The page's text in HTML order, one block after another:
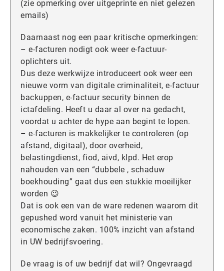
(zie opmerking over uitgeprinte en niet gelezen
emails)
Daarnaast nog een paar kritische opmerkingen:
– e-facturen nodigt ook weer e-factuur-
oplichters uit.
Dus deze werkwijze introduceert ook weer een
nieuwe vorm van digitale criminaliteit, e-factuur
backuppen, e-factuur security binnen de
ictafdeling. Heeft u daar al over na gedacht,
voordat u achter de hype aan begint te lopen.
– e-facturen is makkelijker te controleren (op
afstand, digitaal), door overheid,
belastingdienst, fiod, aivd, klpd. Het erop
nahouden van een “dubbele , schaduw
boekhouding” gaat dus een stukkie moeilijker
worden 😉
Dat is ook een van de ware redenen waarom dit
gepushed word vanuit het ministerie van
economische zaken. 100% inzicht van afstand
in UW bedrijfsvoering.
De vraag is of uw bedrijf dat wil? Ongevraagd